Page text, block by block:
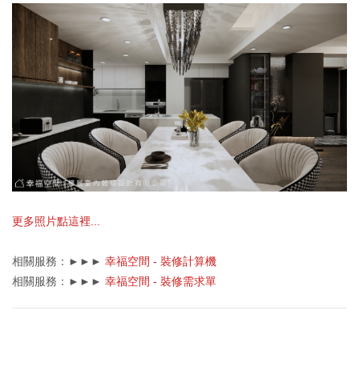
更多照片點這裡...
相關服務：►►► 幸福空間 - 裝修計算機
相關服務：►►► 幸福空間 - 裝修需求單